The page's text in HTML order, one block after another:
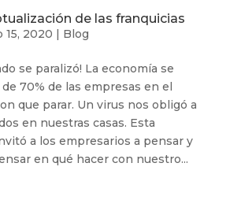
de las franquicias
15, 2020 | Blog
se paralizó! La economía se
70% de las empresas en el
que parar. Un virus nos obligó a
en nuestras casas. Esta
a los empresarios a pensar y
en qué hacer con nuestro...